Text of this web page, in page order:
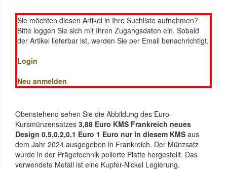
Sie möchten diesen Artikel in Ihre Suchliste aufnehmen?
Bitte loggen Sie sich mit Ihren Zugangsdaten ein. Sobald
der Artikel lieferbar ist, werden Sie per Email benachrichtigt.
Login
Neu anmelden
Obenstehend sehen Sie die Abbildung des Euro-
Kursmünzensatzes 3,88 Euro KMS Frankreich neues
Design 0.5,0.2,0.1 Euro 1 Euro nur in diesem KMS aus
dem Jahr 2024 ausgegeben in Frankreich. Der Münzsatz
wurde in der Prägetechnik polierte Platte hergestellt. Das
verwendete Metall ist eine Kupfer-Nickel Legierung.